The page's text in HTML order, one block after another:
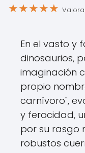
★★★★★
En el vasto y
dinosaurios,
imaginación
propio
carnívoro",
y ferocidad,
por su rasgo
robustos